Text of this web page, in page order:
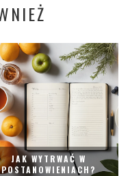
JAK WYTRWAĆ W
POSTANOWIENIACH?